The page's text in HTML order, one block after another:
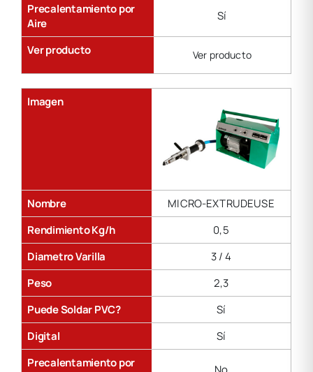
Precalentamiento por
Aire
Sí
Ver producto Ver producto
Imagen
Nombre
MICRO-EXTRUDEUSE
Rendimiento Kg/h
0,5
Diametro Varilla
3 / 4
Peso
2,3
Puede Soldar PVC?
Sí
Digital
Sí
Precalentamiento por